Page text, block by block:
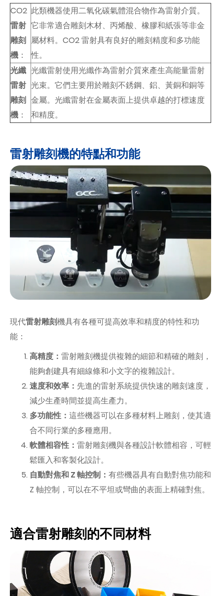
CO2
雷射
雕刻
機 ：
此類機器使用二氧化碳氣體混合物作為雷射介質。
它非常適合雕刻木材、丙烯酸、橡膠和紙張等非金
屬材料。CO2 雷射具有良好的雕刻精度和多功能
性。
光纖
雷射
雕刻
機 ：
光纖雷射使用光纖作為雷射介質來產生高能量雷射
光束。它們主要用於雕刻不銹鋼、鋁、黃銅和銅等
金屬。光纖雷射在金屬表面上提供卓越的打標速度
和精度。
雷射雕刻機的特點和功能
現代雷射雕刻機具有各種可提高效率和精度的特性和功
能：
高精度： 雷射雕刻機提供複雜的細節和精確的雕刻，
能夠創建具有細線條和小文字的複雜設計。
速度和效率： 先進的雷射系統提供快速的雕刻速度，
減少生產時間並提高生產力。
多功能性： 這些機器可以在多種材料上雕刻，使其適
合不同行業的多種應用。
軟體相容性： 雷射雕刻機與各種設計軟體相容，可輕
鬆匯入和客製化設計。
自動對焦和 Z 軸控制： 有些機器具有自動對焦功能和
Z 軸控制，可以在不平坦或彎曲的表面上精確對焦。
適合雷射雕刻的不同材料